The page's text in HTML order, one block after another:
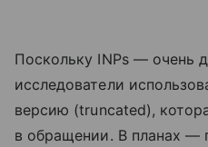
Поскольку INPs — очень
исследователи
версию (truncated),
в обращении. В планах —